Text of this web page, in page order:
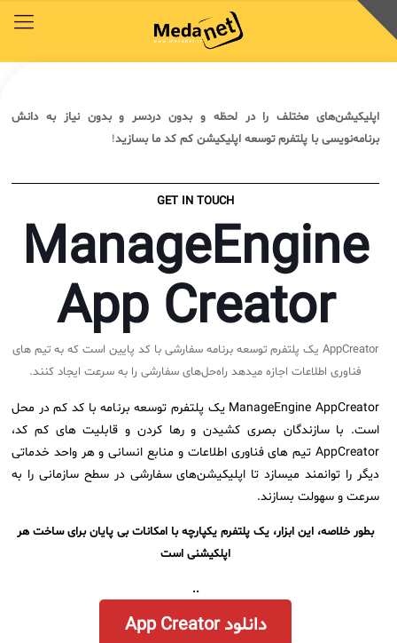
اپلیکیشن‌های مختلف را در لحظه و بدون دردسر و بدون نیاز به دانش
برنامه‌نویسی با پلتفرم توسعه اپلیکیشن کم کد ما بسازید!
GET IN TOUCH
ManageEngine
App Creator
AppCreator یک پلتفرم توسعه برنامه سفارشی با کد پایین است که به تیم های
فناوری اطلاعات اجازه میدهد راه‌حل‌های سفارشی را به سرعت ایجاد کنند.
ManageEngine AppCreator یک پلتفرم توسعه برنامه با کد کم در محل
است. با سازندگان بصری کشیدن و رها کردن و قابلیت های کم کد،
AppCreator تیم های فناوری اطلاعات و منابع انسانی و هر واحد خدماتی
دیگر را توانمند میسازد تا اپلیکیشن‌های سفارشی در سطح سازمانی را به
سرعت و سهولت بسازند.
بطور خلاصه، این ابزار، یک پلتفرم یکپارچه با امکانات بی پایان برای ساخت هر
اپلکیشنی است
..
دانلود App Creator
محصولات
خدمات و محصولات مدانت
دسترسی سریع به زیرمجموعه‌های همین منو
سرویس دسک پلاس فارسی
سرویس دسک پلاس ابری
پلاگین‌های سرویس دسک پلاس
کازیو
مدیریت خدمات سازمانی
راهکارهای سازمانی
خدمات و محصولات مدانت
دسترسی سریع به زیرمجموعه‌های همین منو
COBIT
ITIL
ISO/IEC 20000
راهکارهای مدیریتی فناوری اطلاعات برای مراکز آموزشی و دانشگاه‌ها
مدیریت خدمات منابع انسانی
کتابخانه دیجیتالی
خدمات و محصولات مدانت
دسترسی سریع به زیرمجموعه‌های همین منو
مقایسه راهکارهای محبوب
چیستان
اصطلاحات و تعاریف مرتبط با ITIL4
لیست کامل 34 تمرین ITIL4
آموزش سیستم مدیریت خدمات فناوری اطلاعات
آکادمی مدانت
خدمات و محصولات مدانت
دسترسی سریع به زیرمجموعه‌های همین منو
وبینار رایگان ITSM , ESM
✦
ثبت‌نام در دوره‌های آموزشی تخصصی
لیست دوره‌ها
مقالات آموزشی
توافق‌نامه‌ها
خدمات و محصولات مدانت
دسترسی سریع به زیرمجموعه‌های همین منو
توافقنامه خدمات
برنامه‌ی همکاری در فروش مدانت و توافقنامه بازاریابی